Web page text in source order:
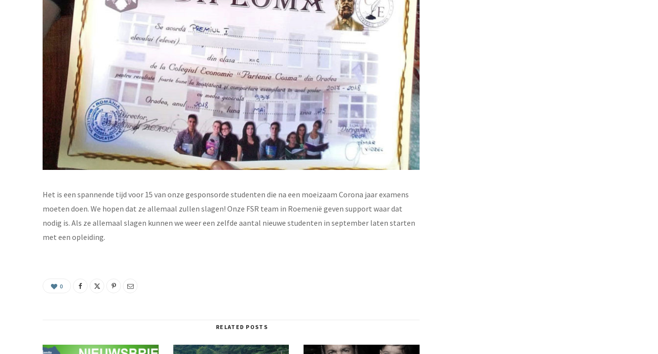
Het is een spannende tijd voor 15 van onze gesponsorde studenten die na een moeizaam Corona jaar examens
moeten doen. We hopen dat ze allemaal zullen slagen! Onze FSR team in Roemenië geven support waar dat
nodig is. Als ze allemaal slagen kunnen we weer een zelfde aantal nieuwe studenten in september laten starten
met een opleiding.
0
RELATED POSTS